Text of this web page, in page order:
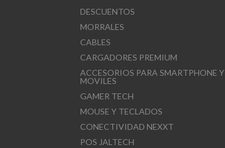
DESCUENTOS
MORRALES
CABLES
CARGADORES PREMIUM
ACCESORIOS PARA SMARTPHONE Y
MOVILES
GAMER TECH
MOUSE Y TECLADOS
CONECTIVIDAD NEXXT
POS JALTECH